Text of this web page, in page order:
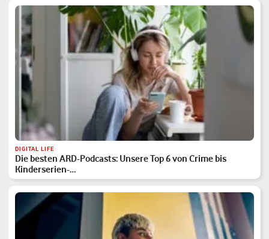
DIGITAL LIFE
Die besten ARD-Podcasts: Unsere Top 6 von Crime bis
Kinderserien-…